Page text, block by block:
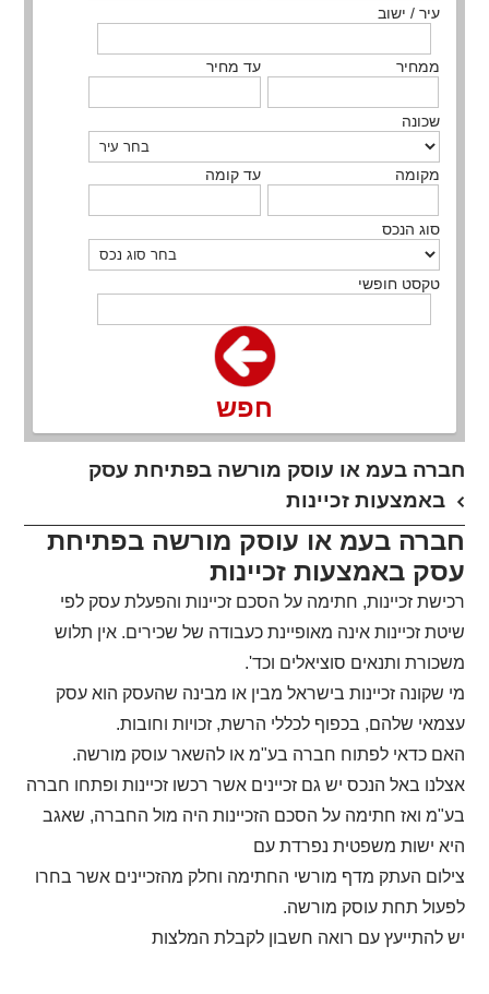
עיר / ישוב
ממחיר עד מחיר
שכונה
מקומה עד קומה
סוג הנכס
טקסט חופשי
חפש
​חברה בעמ או עוסק מורשה בפתיחת עסק
באמצעות זכיינות
חברה בעמ או עוסק מורשה בפתיחת
עסק באמצעות זכיינות
רכישת זכיינות, חתימה על הסכם זכיינות והפעלת עסק לפי
שיטת זכיינות אינה מאופיינת כעבודה של שכירים. אין תלוש
משכורת ותנאים סוציאלים וכד'.
מי שקונה זכיינות בישראל מבין או מבינה שהעסק הוא עסק
עצמאי שלהם, בכפוף לכללי הרשת, זכויות וחובות.
האם כדאי לפתוח חברה בע"מ או להשאר עוסק מורשה.
אצלנו באל הנכס יש גם זכיינים אשר רכשו זכיינות ופתחו חברה
בע"מ ואז חתימה על הסכם הזכיינות היה מול החברה, שאגב
היא ישות משפטית נפרדת עם
צילום העתק מדף מורשי החתימה וחלק מהזכיינים אשר בחרו
לפעול תחת עוסק מורשה.
יש להתייעץ עם רואה חשבון לקבלת המלצות